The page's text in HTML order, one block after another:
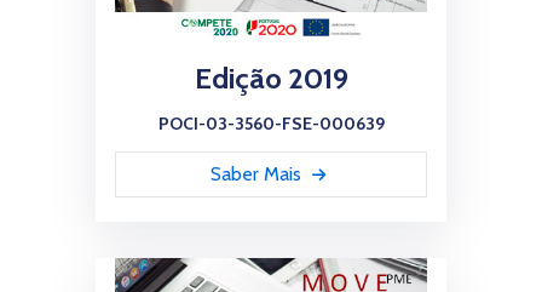
Edição 2019
POCI-03-3560-FSE-000639
Saber Mais